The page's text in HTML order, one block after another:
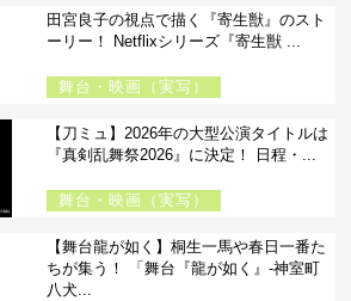
田宮良子の視点で描く『寄生獣』のスト
ーリー！ Netflixシリーズ『寄生獣 ...
舞台・映画（実写）
【刀ミュ】2026年の大型公演タイトルは
『真剣乱舞祭2026』に決定！ 日程・...
舞台・映画（実写）
【舞台龍が如く】桐生一馬や春日一番た
ちが集う！ 「舞台『龍が如く』-神室町
八犬...